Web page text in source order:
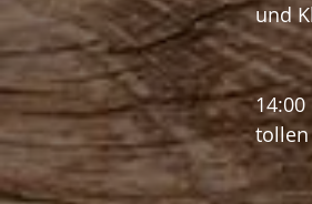
und
tollen